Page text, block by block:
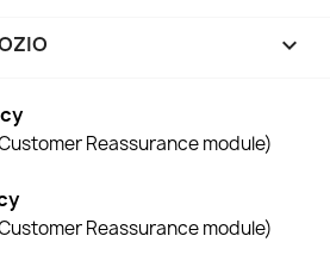
keyboard_arrow_down
Reassurance module)
Reassurance module)